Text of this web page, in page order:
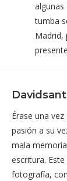
algunas
tumba
Madrid,
Érase una
pasión a su
mala
escritura.
fotografía,